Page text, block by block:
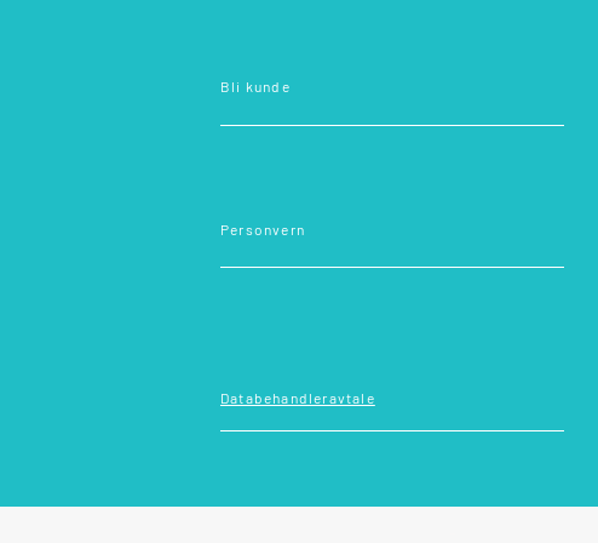
Bli kunde
Personvern
Databehandleravtale